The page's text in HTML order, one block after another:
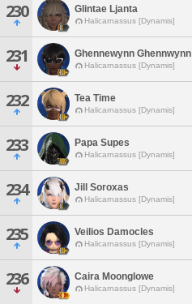
230 Glintae Ljanta
Halicarnassus [Dynamis]
231 Ghennewynn Ghennwynn
Halicarnassus [Dynamis]
232 Tea Time
Halicarnassus [Dynamis]
233 Papa Supes
Halicarnassus [Dynamis]
234 Jill Soroxas
Halicarnassus [Dynamis]
235 Veilios Damocles
Halicarnassus [Dynamis]
236 Caira Moonglowe
Halicarnassus [Dynamis]